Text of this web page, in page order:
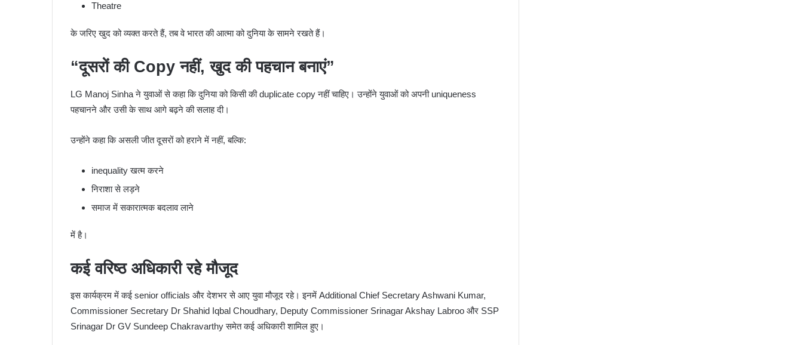
Theatre
के जरिए खुद को व्यक्त करते हैं, तब वे भारत की आत्मा को दुनिया के सामने रखते हैं।
“दूसरों की Copy नहीं, खुद की पहचान बनाएं”
LG Manoj Sinha ने युवाओं से कहा कि दुनिया को किसी की duplicate copy नहीं चाहिए। उन्होंने युवाओं को अपनी uniqueness
पहचानने और उसी के साथ आगे बढ़ने की सलाह दी।
उन्होंने कहा कि असली जीत दूसरों को हराने में नहीं, बल्कि:
inequality खत्म करने
निराशा से लड़ने
समाज में सकारात्मक बदलाव लाने
में है।
कई वरिष्ठ अधिकारी रहे मौजूद
इस कार्यक्रम में कई senior officials और देशभर से आए युवा मौजूद रहे। इनमें Additional Chief Secretary Ashwani Kumar,
Commissioner Secretary Dr Shahid Iqbal Choudhary, Deputy Commissioner Srinagar Akshay Labroo और SSP
Srinagar Dr GV Sundeep Chakravarthy समेत कई अधिकारी शामिल हुए।